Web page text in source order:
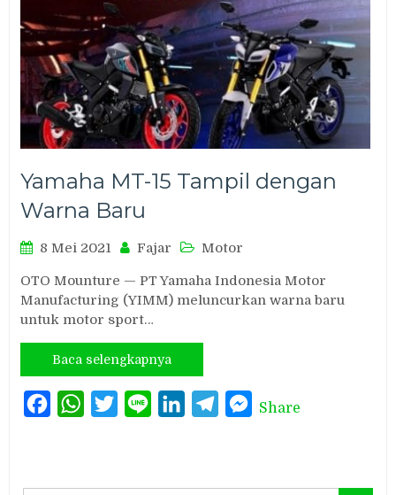
Yamaha MT-15 Tampil dengan
Warna Baru
8 Mei 2021 Fajar Motor
OTO Mounture — PT Yamaha Indonesia Motor
Manufacturing (YIMM) meluncurkan warna baru
untuk motor sport…
Baca selengkapnya
FacebookWhatsAppTwitterLine LinkedInTelegramMessenger
Share